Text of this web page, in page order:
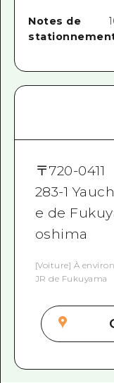
Notes de
〒720-0411
283-1
e de
oshima
[Voiture] À
JR de Fukuyama